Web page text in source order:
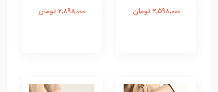
2,598,000 تومان 2,898,000 تومان